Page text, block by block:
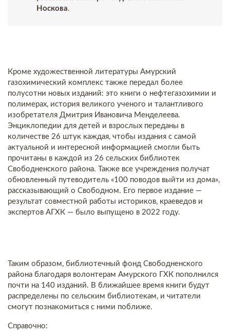
Носкова.
Кроме художественной литературы Амурский
газохимический комплекс также передал более
полусотни новых изданий: это книги о нефтегазохимии и
полимерах, история великого ученого и талантливого
изобретателя Дмитрия Ивановича Менделеева.
Энциклопедии для детей и взрослых переданы в
количестве 26 штук каждая, чтобы издания с самой
актуальной и интересной информацией смогли быть
прочитаны в каждой из 26 сельских библиотек
Свободненского района. Также все учреждения получат
обновленный путеводитель «100 поводов выйти из дома»,
рассказывающий о Свободном. Его первое издание —
результат совместной работы историков, краеведов и
экспертов АГХК — было выпущено в 2022 году.
Таким образом, библиотечный фонд Свободненского
района благодаря волонтерам Амурского ГХК пополнился
почти на 140 изданий. В ближайшее время книги будут
распределены по сельским библиотекам, и читатели
смогут познакомиться с ними поближе.
Справочно: